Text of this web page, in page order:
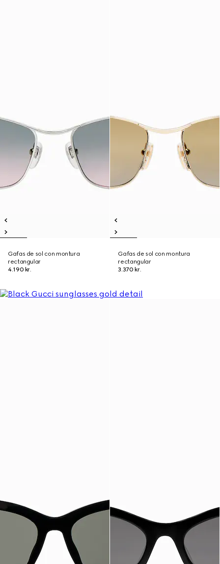
Gafas de sol con montura
rectangular
4.190 kr.
Gafas de sol con montura
rectangular
3.370 kr.